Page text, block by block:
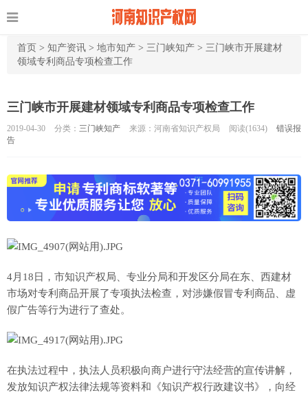
首页 > 知产资讯 > 地市知产 > 三门峡知产 > 三门峡市开展建材
领域专利商品专项检查工作
三门峡市开展建材领域专利商品专项检查工作
2019-04-30 分类： 三门峡知产 来源：河南省知识产权局 阅读(1634)
错误报
告
4月18日，市知识产权局、专业分局和开发区分局在东、西建材
市场对专利商品开展了专项执法检查，对涉嫌假冒专利商品、虚
假广告等行为进行了查处。
在执法过程中，执法人员积极向商户进行守法经营的宣传讲解，
发放知识产权法律法规等资料和《知识产权行政建议书》，向经